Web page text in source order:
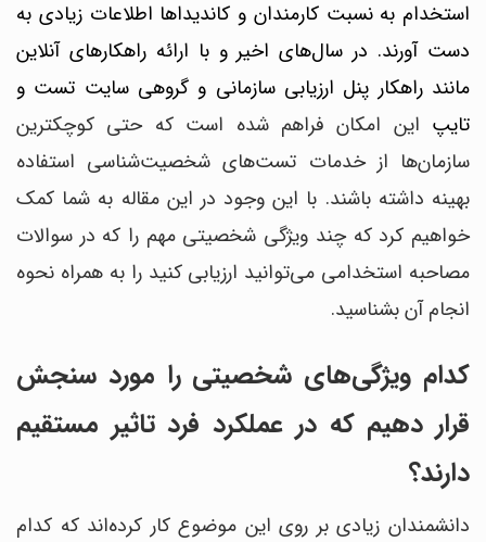
استخدام به نسبت کارمندان و کاندیداها اطلاعات زیادی به
دست آورند. در سال‌های اخیر و با ارائه راهکارهای آنلاین
مانند راهکار پنل ارزیابی سازمانی و گروهی سایت تست و
تایپ این امکان فراهم شده است که حتی کوچکترین
سازمان‌ها از خدمات تست‌های شخصیت‌شناسی استفاده
بهینه داشته باشند. با این وجود در این مقاله به شما کمک
خواهیم کرد که چند ویژگی شخصیتی مهم را که در سوالات
مصاحبه استخدامی می‌توانید ارزیابی کنید را به همراه نحوه
انجام آن بشناسید.
کدام ویژگی‌های شخصیتی را مورد سنجش
قرار دهیم که در عملکرد فرد تاثیر مستقیم
دارند؟
دانشمندان زیادی بر روی این موضوع کار کرده‌اند که کدام